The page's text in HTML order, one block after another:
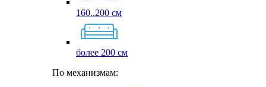
160..200 см
более 200 см
По механизмам: